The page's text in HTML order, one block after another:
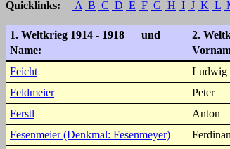
Quicklinks:
A B C D E F G H I J K L
1. Weltkrieg 1914 - 1918 und
2.
Name:
Feicht
Ludwig
Feldmeier
Peter
Ferstl
Anton
Fesenmeier (Denkmal: Fesenmeyer)